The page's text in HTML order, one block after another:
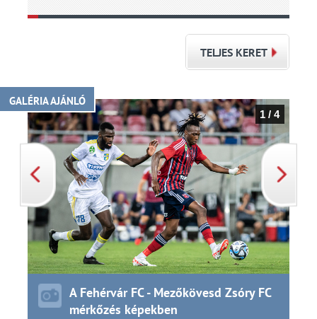
TELJES KERET
GALÉRIA AJÁNLÓ
A Fehérvár FC - Mezőkövesd Zsóry FC
mérkőzés képekben
1 / 4